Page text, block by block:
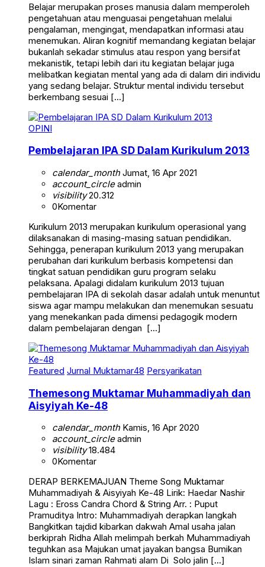
Belajar merupakan proses manusia dalam memperoleh
pengetahuan atau menguasai pengetahuan melalui
pengalaman, mengingat, mendapatkan informasi atau
menemukan. Aliran kognitif memandang kegiatan belajar
bukanlah sekadar stimulus atau respon yang bersifat
mekanistik, tetapi lebih dari itu kegiatan belajar juga
melibatkan kegiatan mental yang ada di dalam diri individu
yang sedang belajar. Struktur mental individu tersebut
berkembang sesuai […]
OPINI
Pembelajaran IPA SD Dalam Kurikulum 2013
calendar_monthJumat, 16 Apr 2021
account_circleadmin
visibility20.312
0Komentar
Kurikulum 2013 merupakan kurikulum operasional yang
dilaksanakan di masing-masing satuan pendidikan.
Sehingga, penerapan kurikulum 2013 yang merupakan
perubahan dari kurikulum berbasis kompetensi dan
tingkat satuan pendidikan guru program selaku
pelaksana. Apalagi didalam kurikulum 2013 tujuan
pembelajaran IPA di sekolah dasar adalah untuk menuntut
siswa agar mampu melakukan dan menemukan sesuatu
yang menekankan pada dimensi pedagogik modern
dalam pembelajaran dengan […]
Featured Jurnal Muktamar48 Persyarikatan
Themesong Muktamar Muhammadiyah dan
Aisyiyah Ke-48
calendar_monthKamis, 16 Apr 2020
account_circleadmin
visibility18.484
0Komentar
DERAP BERKEMAJUAN Theme Song Muktamar
Muhammadiyah & Aisyiyah Ke-48 Lirik: Haedar Nashir
Lagu : Eross Candra Chord & String Arr. : Puput
Pramuditya Intro: Muhammadiyah derapkan langkah
Bangkitkan tajdid kibarkan dakwah Amal usaha jalan
berkiprah Ridha Allah melimpah berkah Muhammadiyah
teguhkan asa Majukan umat jayakan bangsa Bumikan
Islam sinari zaman Rahmati alam Di Solo jalin […]